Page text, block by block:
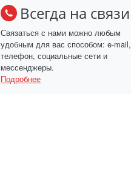
Всегда на связи
Связаться с нами можно любым
удобным для вас способом: e-mail,
телефон, социальные сети и
мессенджеры.
Подробнее